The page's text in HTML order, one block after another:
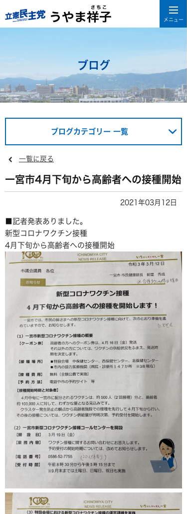
ブログ
ブログカテゴリー 一覧
一覧に戻る
一宮市4月下旬から高齢者への接種開始
2021年03月12日
■記者発表ありました。
新型コロナワクチン接種
4月下旬から高齢者への接種開始